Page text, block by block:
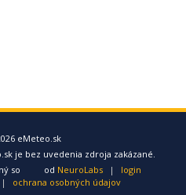
eMeteo.sk
je bez uvedenia zdroja zakázané.
so od NeuroLabs |
login
| ochrana osobných údajov